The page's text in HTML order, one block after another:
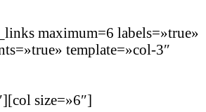
maximum=6 labels=»true»
template=»col-3″
size=»6″]